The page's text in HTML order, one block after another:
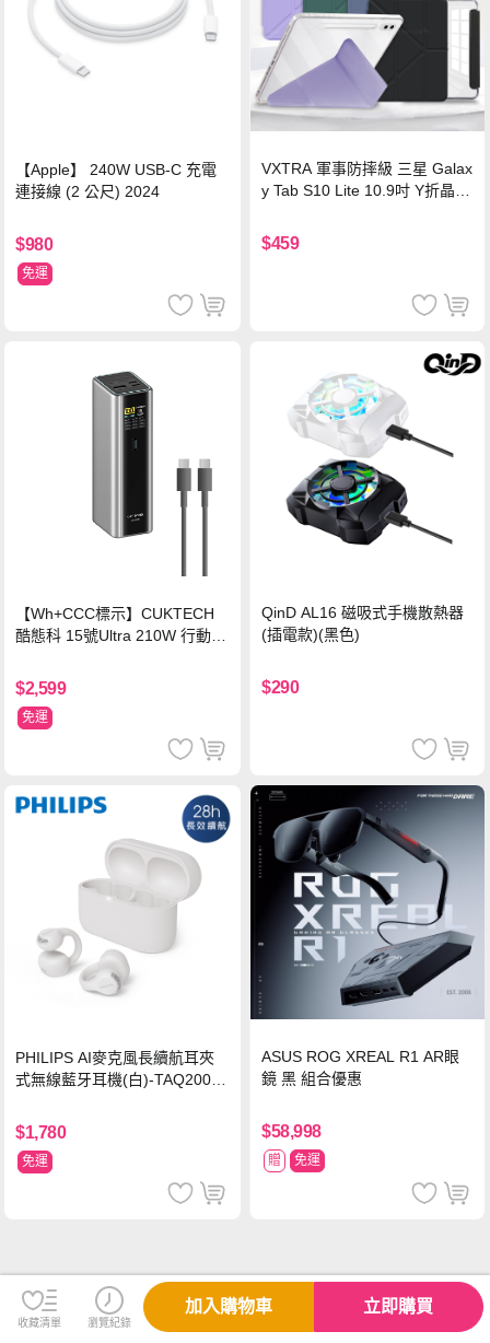
【Apple】 240W USB-C 充電
連接線 (2 公尺) 2024
$980
免運
VXTRA 軍事防摔級 三星 Galax
y Tab S10 Lite 10.9吋 Y折晶透
$459
【Wh+CCC標示】CUKTECH
酷態科 15號Ultra 210W 行動電
$2,599
免運
QinD AL16 磁吸式手機散熱器
(插電款)(黑色)
$290
PHILIPS AI麥克風長續航耳夾
式無線藍牙耳機(白)-TAQ2000
$1,780
免運
ASUS ROG XREAL R1 AR眼
鏡 黑 組合優惠
$58,998
贈 免運
收藏清單 瀏覽紀錄
加入購物車 立即購買